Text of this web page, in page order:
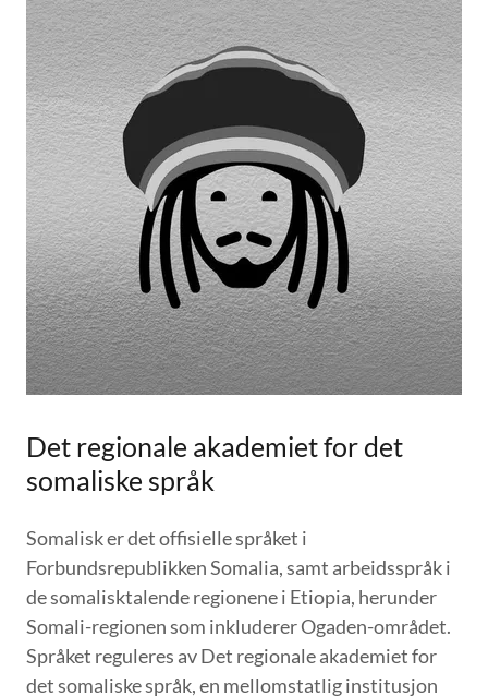
Det regionale akademiet for det
somaliske språk
Somalisk er det offisielle språket i
Forbundsrepublikken Somalia, samt arbeidsspråk i
de somalisktalende regionene i Etiopia, herunder
Somali-regionen som inkluderer Ogaden-området.
Språket reguleres av Det regionale akademiet for
det somaliske språk, en mellomstatlig institusjon